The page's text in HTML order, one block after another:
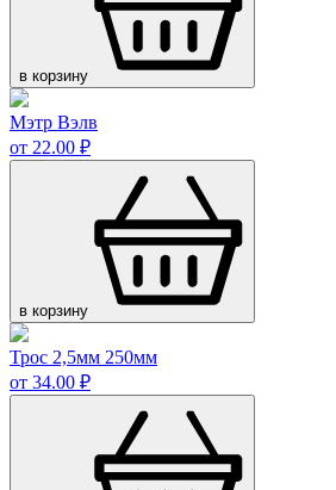
в корзину
Мэтр Вэлв
от 22.00 ₽
в корзину
Трос 2,5мм 250мм
от 34.00 ₽